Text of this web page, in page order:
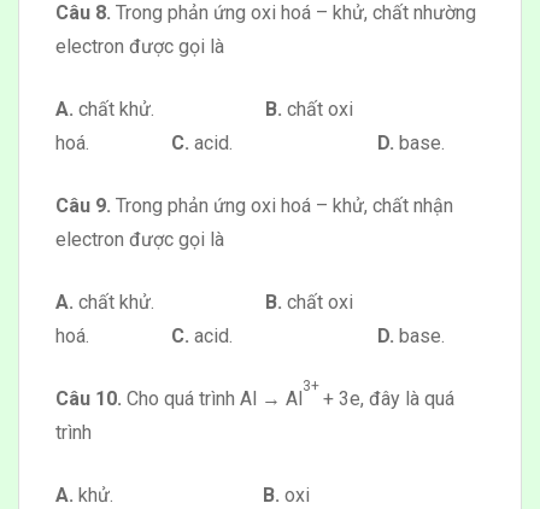
Câu 8. Trong phản ứng oxi hoá – khử, chất nhường
electron được gọi là
A. chất khử. B. chất oxi
hoá. C. acid. D. base.
Câu 9. Trong phản ứng oxi hoá – khử, chất nhận
electron được gọi là
A. chất khử. B. chất oxi
hoá. C. acid. D. base.
Câu 10. Cho quá trình Al → Al
3+
+ 3e, đây là quá
trình
A. khử. B. oxi